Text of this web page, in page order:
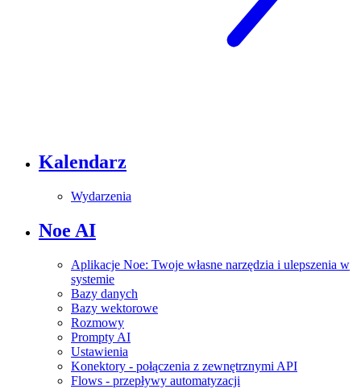
Kalendarz
Wydarzenia
Noe AI
Aplikacje Noe: Twoje własne narzędzia i ulepszenia w
systemie
Bazy danych
Bazy wektorowe
Rozmowy
Prompty AI
Ustawienia
Konektory - połączenia z zewnętrznymi API
Flows - przepływy automatyzacji